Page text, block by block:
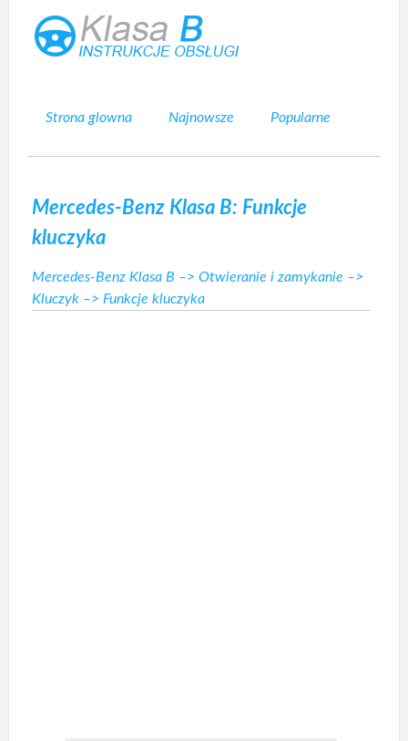
Strona glowna Najnowsze Popularne
Mercedes-Benz Klasa B: Funkcje
kluczyka
Mercedes-Benz Klasa B –> Otwieranie i zamykanie –>
Kluczyk –> Funkcje kluczyka